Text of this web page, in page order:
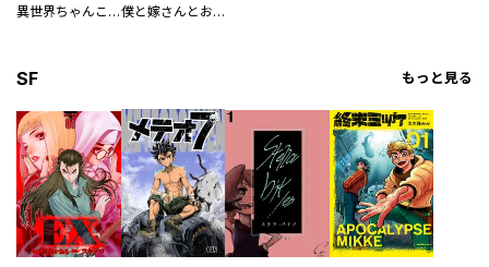
異世界ちゃんこ～横綱目前に召喚されたんだが～ 【連載版】 僕と嫁さんとお酒の関係
SF もっと見る